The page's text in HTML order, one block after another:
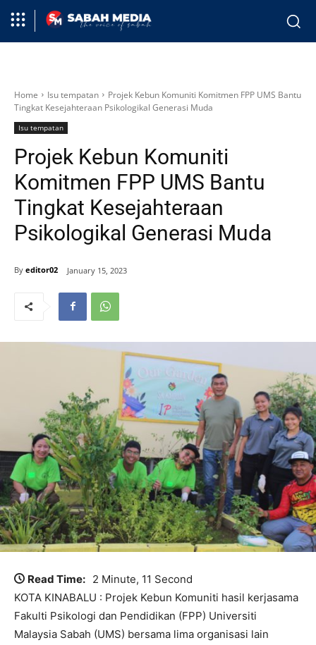
Home Isu tempatan
Projek Kebun Komuniti Komitmen FPP UMS Bantu
Tingkat Kesejahteraan Psikologikal Generasi Muda
Isu tempatan
Projek Kebun Komuniti
Komitmen FPP UMS Bantu
Tingkat Kesejahteraan
Psikologikal Generasi Muda
By editor02 January 15, 2023
Read Time: 2 Minute, 11 Second
KOTA KINABALU : Projek Kebun Komuniti hasil kerjasama
Fakulti Psikologi dan Pendidikan (FPP) Universiti
Malaysia Sabah (UMS) bersama lima organisasi lain